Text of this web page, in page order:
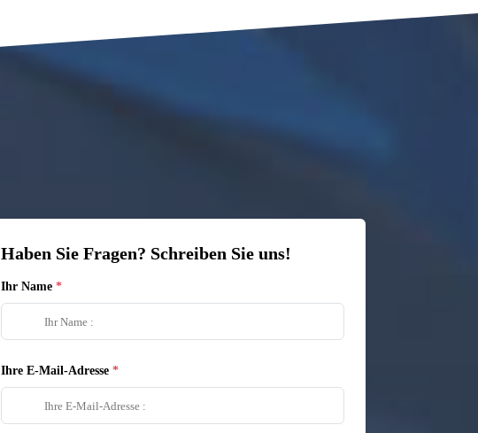
Haben Sie Fragen? Schreiben Sie uns!
Ihr Name
Ihre E-Mail-Adresse